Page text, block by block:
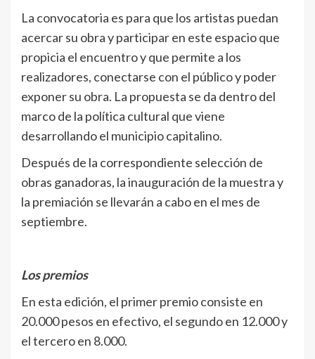
La convocatoria es para que los artistas puedan
acercar su obra y participar en este espacio que
propicia el encuentro y que permite a los
realizadores, conectarse con el público y poder
exponer su obra. La propuesta se da dentro del
marco de la política cultural que viene
desarrollando el municipio capitalino.
Después de la correspondiente selección de
obras ganadoras, la inauguración de la muestra y
la premiación se llevarán a cabo en el mes de
septiembre.
Los premios
En esta edición, el primer premio consiste en
20.000 pesos en efectivo, el segundo en 12.000 y
el tercero en 8.000.